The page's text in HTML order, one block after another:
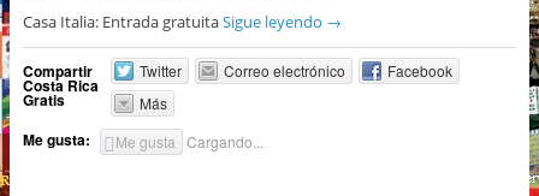
Casa Italia: Entrada gratuitaSigue leyendo →
Compartir
Costa Rica
Gratis
Twitter Correo electrónico
Facebook
Más
Me gusta: Me gusta Cargando...